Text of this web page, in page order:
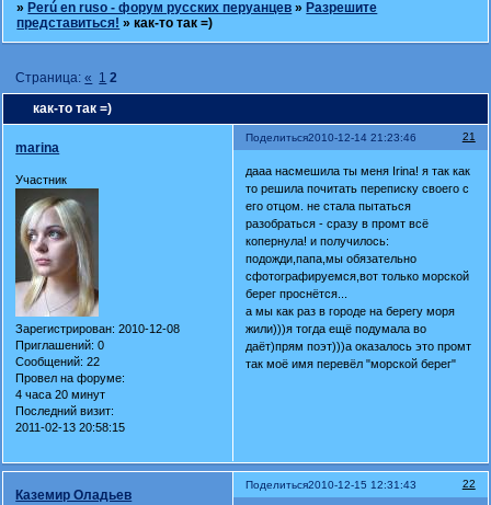
»Perú en ruso - форум русских перуанцев »Разрешите
представиться! »как-то так =)
как-то так =)
Страница:« 1 2
Поделиться 21
2010-12-14 21:23:46
marina
Участник
Зарегистрирован: 2010-12-08
Приглашений: 0
Сообщений: 22
Провел на форуме:
4 часа 20 минут
Последний визит:
2011-02-13 20:58:15
дааа насмешила ты меня Irina! я так как
то решила почитать переписку своего с
его отцом. не стала пытаться
разобраться - сразу в промт всё
копернула! и получилось:
подожди,папа,мы обязательно
сфотографируемся,вот только морской
берег проснётся...
а мы как раз в городе на берегу моря
жили)))я тогда ещё подумала во
даёт)прям поэт)))а оказалось это промт
так моё имя перевёл "морской берег"
Поделиться 22
2010-12-15 12:31:43
Каземир Оладьев